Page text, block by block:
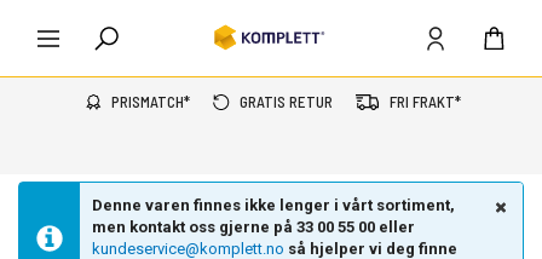
PRISMATCH* GRATIS RETUR FRI FRAKT*
Denne varen finnes ikke lenger i vårt sortiment,
men kontakt oss gjerne på 33 00 55 00 eller
kundeservice@komplett.no så hjelper vi deg finne